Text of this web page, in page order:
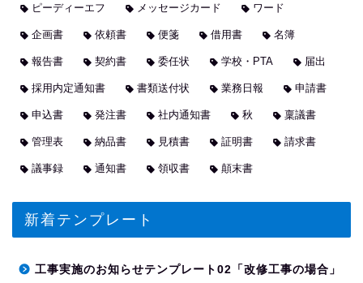
ピーディーエフ メッセージカード ワード
企画書 依頼書 便箋 借用書 名簿
報告書 契約書 委任状 学校・PTA 届出
採用内定通知書 書類送付状 業務日報 申請書
申込書 発注書 社内通知書 秋 稟議書
管理表 納品書 見積書 証明書 請求書
議事録 通知書 領収書 顛末書
新着テンプレート
工事実施のお知らせテンプレート02「改修工事の場合」